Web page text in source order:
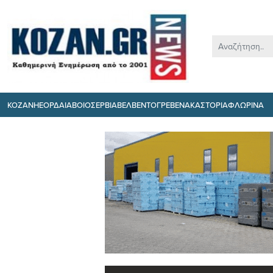
ΚΟΖΑΝΗΕΟΡΔΑΙΑΒΟΙΟΣΕΡΒΙΑΒΕΛΒΕΝΤΟΓΡΕΒΕΝΑΚΑΣΤΟΡΙΑΦΛΩΡΙΝΑ